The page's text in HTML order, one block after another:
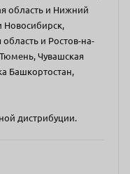
область и Нижний
Новосибирск,
и Ростов-на-
Чувашская
Башкортостан,
дистрибуции.